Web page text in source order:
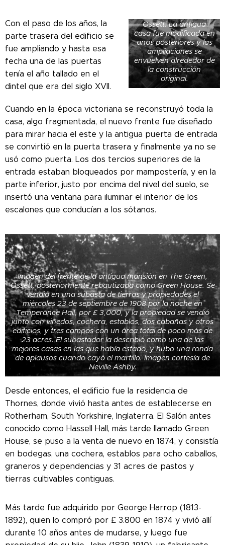
Ossett. La antigua
casa fue modificada en
años posteriores y las
ampliaciones se
envuelven alrededor de
la construcción
original.
Con el paso de los años, la
parte trasera del edificio se
fue ampliando y hasta esa
fecha una de las puertas
tenía el año tallado en el
dintel que era del siglo XVII.
Cuando en la época victoriana se reconstruyó toda la
casa, algo fragmentada, el nuevo frente fue diseñado
para mirar hacia el este y la antigua puerta de entrada
se convirtió en la puerta trasera y finalmente ya no se
usó como puerta. Los dos tercios superiores de la
entrada estaban bloqueados por mampostería, y en la
parte inferior, justo por encima del nivel del suelo, se
insertó una ventana para iluminar el interior de los
escalones que conducían a los sótanos.
Imagen del frente de la antigua mansión en The Green,
Ossett, posteriormente rebautizada como Green House. Se
vendió en una subasta de tierras y propiedades el
miércoles 23 de septiembre de 1908 por la noche en
Temperance Hall, por £ 3,000, y la propiedad se vendió
junto con viñedos, cochera, establos, dos cabañas y otros
edificios, y tres campos con un área total de poco más de
23 acres. El subastador la describió como una de las
mejores casas en las que había estado, y hubo una ronda
de aplausos cuando cayó el martillo. Imagen cortesía de
Neville Ashby.
Desde entonces, el edificio fue la residencia de
Thornes, donde vivió hasta antes de establecerse en
Rotherham, South Yorkshire, Inglaterra. El Salón antes
conocido como Hassell Hall, más tarde llamado Green
House, se puso a la venta de nuevo en 1874, y consistía
en bodegas, una cochera, establos para ocho caballos,
graneros y dependencias y 31 acres de pastos y
tierras cultivables contiguas.
Más tarde fue adquirido por George Harrop (1813-
1892), quien lo compró por £ 3.800 en 1874 y vivió allí
durante 10 años antes de mudarse, y luego fue